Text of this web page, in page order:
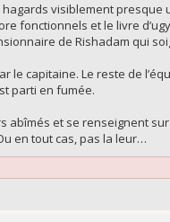
visiblement presque
fonctionnels et le livre
de Rishadam qui
capitaine. Le reste de
parti en fumée.
et se renseignent
en tout cas, pas la leur…